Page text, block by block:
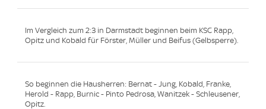
Im Vergleich zum 2:3 in Darmstadt beginnen beim KSC Rapp,
Opitz und Kobald für Förster, Müller und Beifus (Gelbsperre).
So beginnen die Hausherren: Bernat - Jung, Kobald, Franke,
Herold - Rapp, Burnic - Pinto Pedrosa, Wanitzek - Schleusener,
Opitz.